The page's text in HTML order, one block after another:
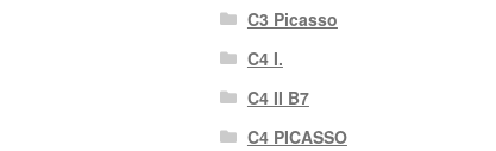
C3 Picasso
C4 I.
C4 II B7
C4 PICASSO